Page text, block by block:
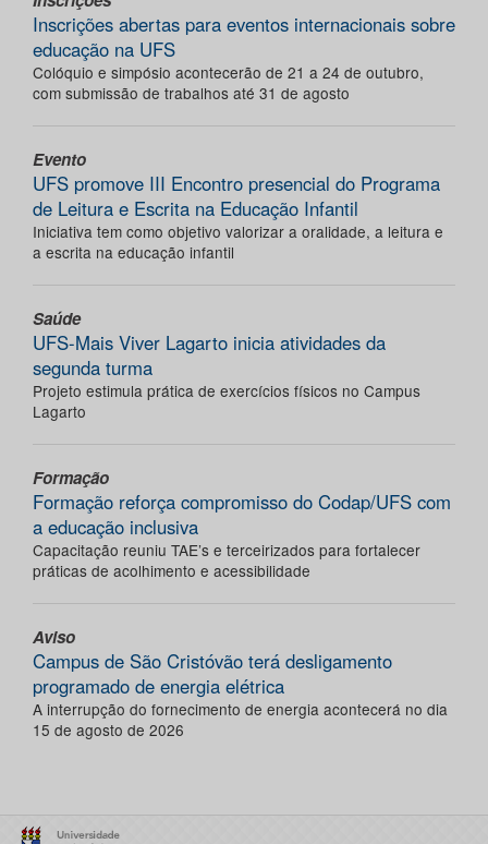
Inscrições abertas para eventos internacionais sobre
educação na UFS
Colóquio e simpósio acontecerão de 21 a 24 de outubro,
com submissão de trabalhos até 31 de agosto
Evento
UFS promove III Encontro presencial do Programa
de Leitura e Escrita na Educação Infantil
Iniciativa tem como objetivo valorizar a oralidade, a leitura e
a escrita na educação infantil
Saúde
UFS-Mais Viver Lagarto inicia atividades da
segunda turma
Projeto estimula prática de exercícios físicos no Campus
Lagarto
Formação
Formação reforça compromisso do Codap/UFS com
a educação inclusiva
Capacitação reuniu TAE’s e terceirizados para fortalecer
práticas de acolhimento e acessibilidade
Aviso
Campus de São Cristóvão terá desligamento
programado de energia elétrica
A interrupção do fornecimento de energia acontecerá no dia
15 de agosto de 2026